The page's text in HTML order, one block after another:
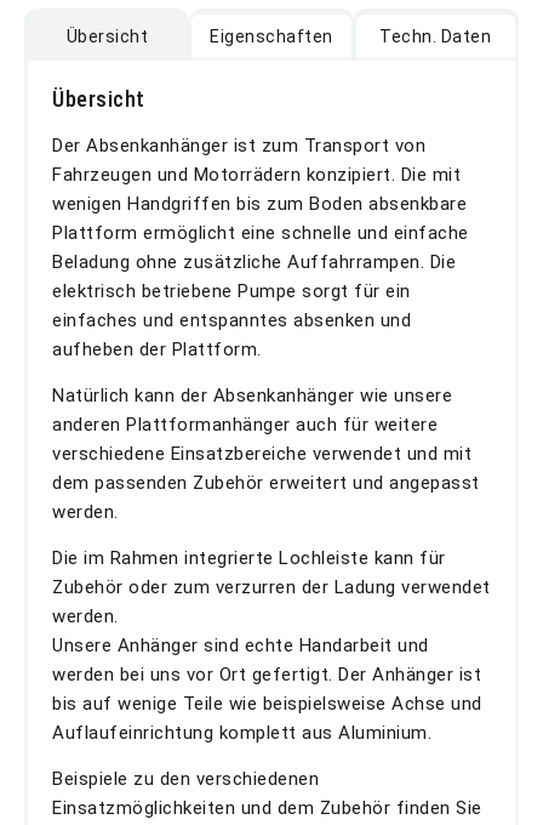
Übersicht Eigenschaften Techn. Daten
Übersicht
Der Absenkanhänger ist zum Transport von
Fahrzeugen und Motorrädern konzipiert. Die mit
wenigen Handgriffen bis zum Boden absenkbare
Plattform ermöglicht eine schnelle und einfache
Beladung ohne zusätzliche Auffahrrampen. Die
elektrisch betriebene Pumpe sorgt für ein
einfaches und entspanntes absenken und
aufheben der Plattform.
Natürlich kann der Absenkanhänger wie unsere
anderen Plattformanhänger auch für weitere
verschiedene Einsatzbereiche verwendet und mit
dem passenden Zubehör erweitert und angepasst
werden.
Die im Rahmen integrierte Lochleiste kann für
Zubehör oder zum verzurren der Ladung verwendet
werden.
Unsere Anhänger sind echte Handarbeit und
werden bei uns vor Ort gefertigt. Der Anhänger ist
bis auf wenige Teile wie beispielsweise Achse und
Auflaufeinrichtung komplett aus Aluminium.
Beispiele zu den verschiedenen
Einsatzmöglichkeiten und dem Zubehör finden Sie